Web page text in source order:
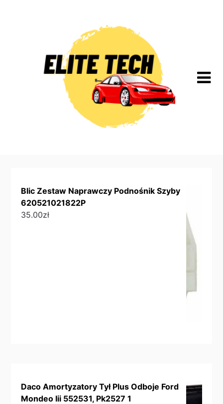
Blic Zestaw Naprawczy Podnośnik Szyby
620521021822P
35.00zł
Daco Amortyzatory Tył Plus Odboje Ford
Mondeo Iii 552531, Pk2527 1